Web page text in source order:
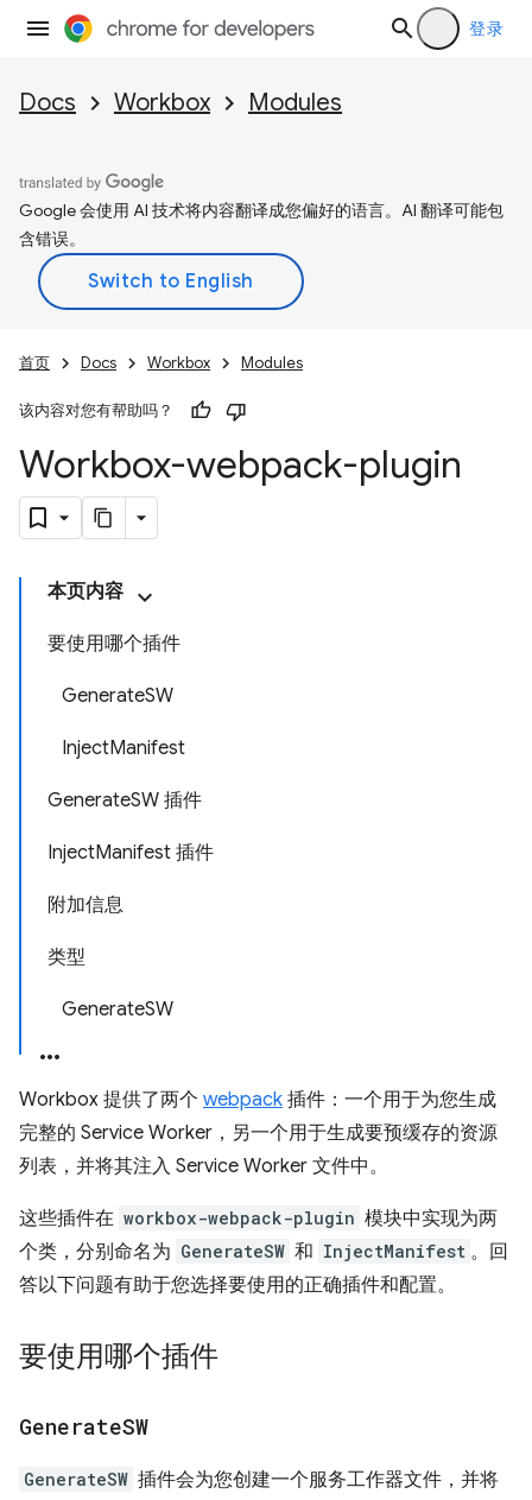
登录
Docs Workbox Modules
Google 会使用 AI 技术将内容翻译成您偏好的语言。AI 翻译可能包
含错误。
首页 Docs Workbox Modules
该内容对您有帮助吗？
Workbox-webpack-plugin
本页内容
要使用哪个插件
GenerateSW
InjectManifest
GenerateSW 插件
InjectManifest 插件
附加信息
类型
GenerateSW
Workbox 提供了两个 webpack 插件：一个用于为您生成
完整的 Service Worker，另一个用于生成要预缓存的资源
列表，并将其注入 Service Worker 文件中。
这些插件在 workbox-webpack-plugin 模块中实现为两
个类，分别命名为 GenerateSW 和 InjectManifest 。回
答以下问题有助于您选择要使用的正确插件和配置。
要使用哪个插件
GenerateSW
GenerateSW 插件会为您创建一个服务工作器文件，并将